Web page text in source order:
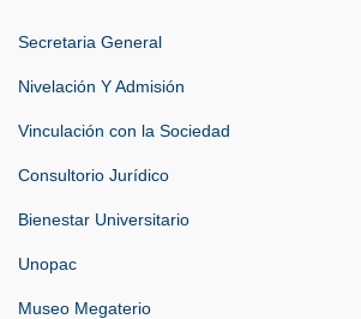
Secretaria General
Nivelación Y Admisión
Vinculación con la Sociedad
Consultorio Jurídico
Bienestar Universitario
Unopac
Museo Megaterio